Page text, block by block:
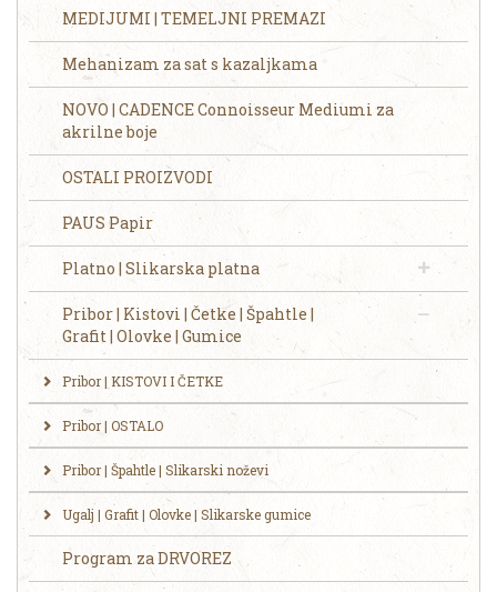
MEDIJUMI | TEMELJNI PREMAZI
Mehanizam za sat s kazaljkama
NOVO | CADENCE Connoisseur Mediumi za
akrilne boje
OSTALI PROIZVODI
PAUS Papir
Platno | Slikarska platna
Pribor | Kistovi | Četke | Špahtle |
Grafit | Olovke | Gumice
Pribor | KISTOVI I ČETKE
Pribor | OSTALO
Pribor | Špahtle | Slikarski noževi
Ugalj | Grafit | Olovke | Slikarske gumice
Program za DRVOREZ